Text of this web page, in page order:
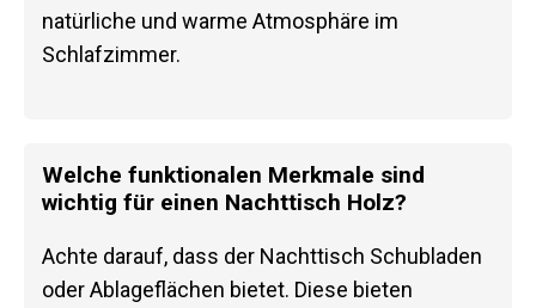
natürliche und warme Atmosphäre im
Schlafzimmer.
Welche funktionalen Merkmale sind
wichtig für einen Nachttisch Holz?
Achte darauf, dass der Nachttisch Schubladen
oder Ablageflächen bietet. Diese bieten